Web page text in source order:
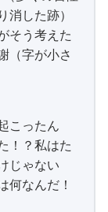
した跡）
そう考えた
（字が小さ
こったん
！？私はた
じゃない
何なんだ！